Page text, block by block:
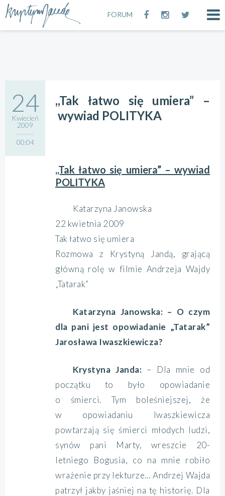
FORUM
24
Kwiecień
2009
00:04
,,Tak łatwo się umiera” –
wywiad POLITYKA
,,Tak łatwo się umiera” – wywiad
POLITYKA
Katarzyna Janowska
22 kwietnia 2009
Tak łatwo się umiera
Rozmowa z Krystyną Jandą, grającą
główną rolę w filmie Andrzeja Wajdy
„Tatarak”
Katarzyna Janowska: – O czym
dla pani jest opowiadanie „Tatarak”
Jarosława Iwaszkiewicza?
Krystyna Janda: – Dla mnie od
początku to było opowiadanie
o śmierci. Tym boleśniejszej, że
w opowiadaniu Iwaszkiewicza
powtarzają się śmierci młodych ludzi,
synów pani Marty, wreszcie 20-
letniego Bogusia, co na mnie robiło
wrażenie przy lekturze… Andrzej Wajda
patrzył jakby jaśniej na tę historię. Dla